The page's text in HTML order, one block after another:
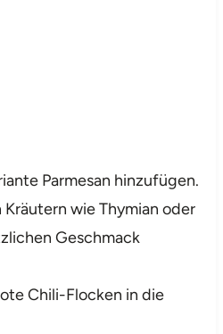
Parmesan hinzufügen.
wie Thymian oder
Geschmack
Chili-Flocken in die